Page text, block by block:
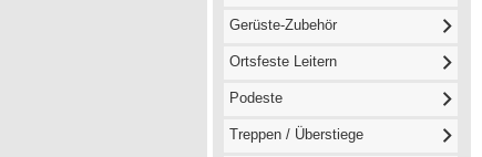
Gerüste-Zubehör
Ortsfeste Leitern
Podeste
Treppen / Überstiege